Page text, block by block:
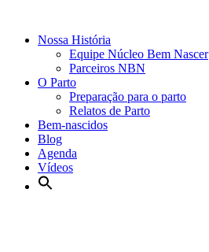
Nossa História
Equipe Núcleo Bem Nascer
Parceiros NBN
O Parto
Preparação para o parto
Relatos de Parto
Bem-nascidos
Blog
Agenda
Vídeos